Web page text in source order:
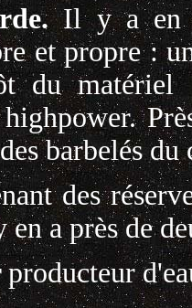
Il y a en
et propre :
du
barbelés du
des
a près de
producteur